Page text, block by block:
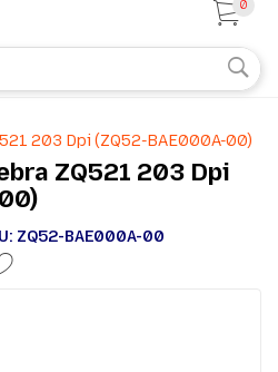
0
203 Dpi (ZQ52-BAE000A-00)
ZQ521 203 Dpi
ZQ52-BAE000A-00